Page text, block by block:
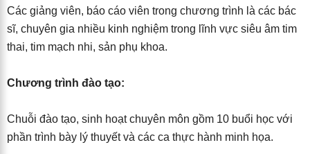
Các giảng viên, báo cáo viên trong chương trình là các bác
sĩ, chuyên gia nhiều kinh nghiệm trong lĩnh vực siêu âm tim
thai, tim mạch nhi, sản phụ khoa.
Chương trình đào tạo:
Chuỗi đào tạo, sinh hoạt chuyên môn gồm 10 buổi học với
phần trình bày lý thuyết và các ca thực hành minh họa.